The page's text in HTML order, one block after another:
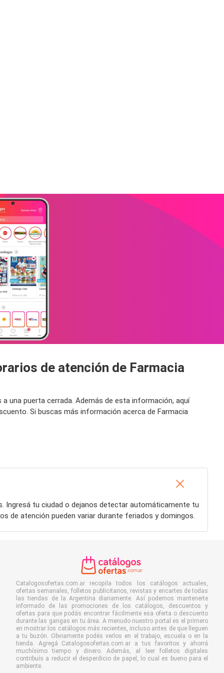
de atención de Farmacia
una puerta cerrada. Además de esta información, aquí
Si buscas más información acerca de Farmacia
Ingresá tu ciudad o dejanos detectar automáticamente tu
de atención pueden variar durante feriados y domingos.
Catalogosofertas.com.ar recopila todos los catálogos actuales,
ofertas semanales, folletos publicitarios, revistas y encartes de todas
las tiendas de la Argentina diariamente. Así podemos mantenerte
informado de las promociones de los catálogos, descuentos y
ofertas para que podás encontrar fácilmente esa oferta o descuento
durante las gangas en tu área. A menudo nuestro portal es el primero
en mostrar los catálogos más recientes, incluso antes de que lleguen
a tu buzón. Obviamente podés verlos en el trabajo, escuela o en la
tienda. Agregá Catalogosofertas.com.ar a tus favoritos y ahorrá
muchísimo tiempo y dinero. Además, al leer folletos digitales
contribuís a reducir el desperdicio de papel, lo cual es bueno para el
ambiente.